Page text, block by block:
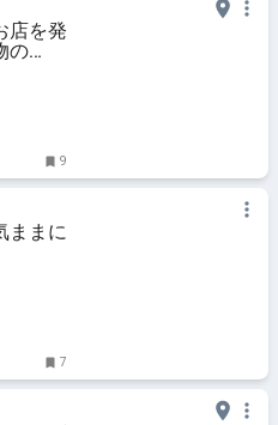
店を発
の
9
ままに
7